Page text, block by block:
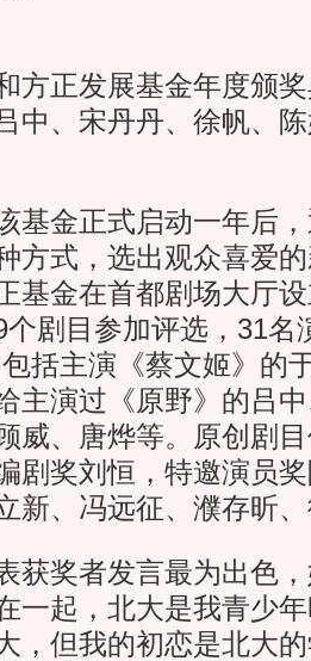
正发展基金年度颁奖
中、宋丹丹、徐帆、
金正式启动一年后，
方式，选出观众喜爱
基金在首都剧场大厅
剧目参加评选，31名
括主演《蔡文姬》的
主演过《原野》的吕
威、唐烨等。原创剧
剧奖刘恒，特邀演员
新、冯远征、濮存昕
奖者发言最为出色，
一起，北大是我青少
，但我的初恋是北大